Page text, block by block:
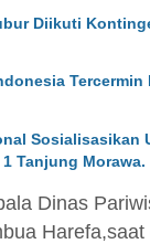
Diikuti
Tercermin
Sosialisasikan
Tanjung Morawa.
Dinas
Harefa,saat